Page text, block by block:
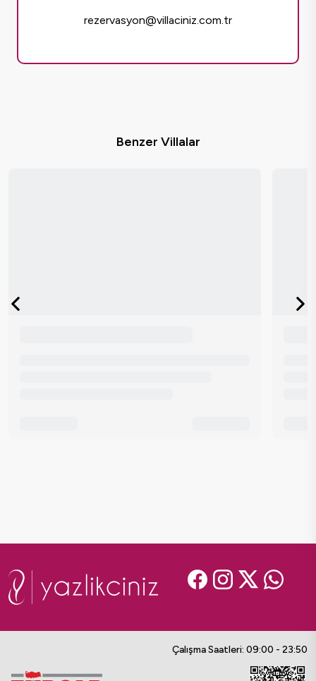
rezervasyon@villaciniz.com.tr
Benzer Villalar
Çalışma Saatleri: 09:00 - 23:50